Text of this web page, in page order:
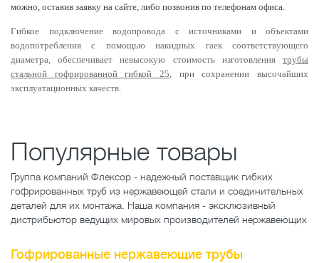
можно, оставив заявку на сайте, либо позвонив по телефонам офиса.
Гибкое подключение водопровода с источниками и объектами
водопотребления с помощью накидных гаек соответствующего
диаметра, обеспечивает невысокую стоимость изготовления трубы
стальной гофрированной гибкой 25 , при сохранении высочайших
эксплуатационных качеств.
Популярные товары
Группа компаний Флексор - надежный поставщик гибких
гофрированных труб из нержавеющей стали и соединительных
деталей для их монтажа. Наша компания - эксклюзивный
дистрибьютор ведущих мировых производителей нержавеющих
Гофрированные нержавеющие трубы